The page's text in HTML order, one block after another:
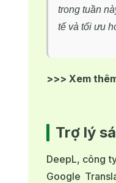
trong tuần
tế và tối ưu
>>> Xem
Trợ lý
DeepL, công
Google